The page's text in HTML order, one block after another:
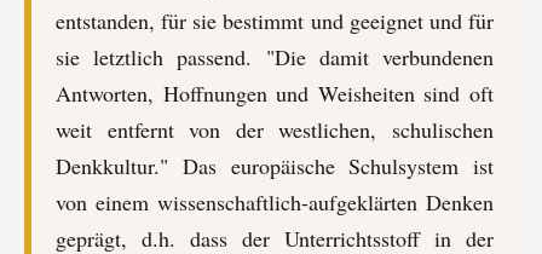
entstanden, für sie bestimmt und geeignet und für
sie letztlich passend. "Die damit verbundenen
Antworten, Hoffnungen und Weisheiten sind oft
weit entfernt von der westlichen, schulischen
Denkkultur." Das europäische Schulsystem ist
von einem wissenschaftlich-aufgeklärten Denken
geprägt, d.h. dass der Unterrichtsstoff in der